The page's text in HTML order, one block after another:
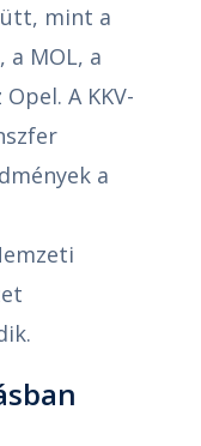
mint a
a MOL, a
A KKV-
a